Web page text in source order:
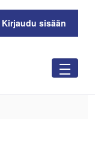
Kirjaudu sisään